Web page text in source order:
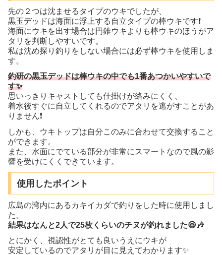
先の２つは沈ませるタイプのウキでしたが、
黒玉デッドは海面に浮上する自立タイプの棒ウキです❗️
海面にウキを出す場合は円錐ウキよりも棒ウキのほうがア
タリを判断しやすいです。
私は沈め探り釣りをしない場合には必ず棒ウキを使用しま
す。
釣研の黒玉デッドは棒ウキの中でも1番あつかいやすいで
す✨
思いっきりキャストしても仕掛けが絡みにくく、
着水後すぐに自立してくれるのでアタリを逃がすことがあ
りません❗️
しかも、ウキトップは自分このみに合わせて交換すること
ができます。
また、水面にでている部分が非常にスマートなので風の影
響を受けにくくできています。
使用したポイント
広島の湾内にあるカキイカダで釣りをした時に使用しまし
た。
結果はなんと2人で25枚くらいのチヌが釣れました😆🎶
とにかく、視認性がとても良いうえにウキが
安定しているのでアタリが目に見えてわかります✨